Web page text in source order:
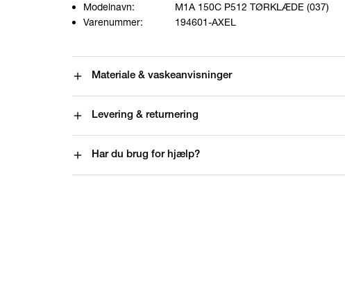
Modelnavn:
M1A 150C P512 TØRKLÆDE (037)
Varenummer:
194601-AXEL
Materiale & vaskeanvisninger
Levering & returnering
Har du brug for hjælp?